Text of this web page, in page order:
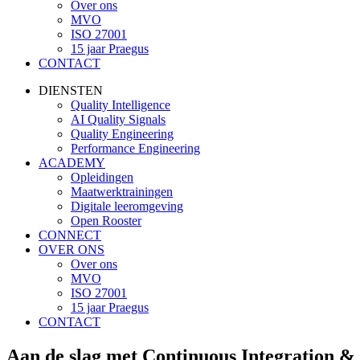
Over ons
MVO
ISO 27001
15 jaar Praegus
CONTACT
DIENSTEN
Quality Intelligence
AI Quality Signals
Quality Engineering
Performance Engineering
ACADEMY
Opleidingen
Maatwerktrainingen
Digitale leeromgeving
Open Rooster
CONNECT
OVER ONS
Over ons
MVO
ISO 27001
15 jaar Praegus
CONTACT